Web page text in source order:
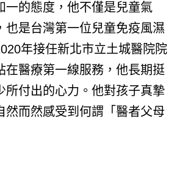
一的態度，他不僅是兒童氣
也是台灣第一位兒童免疫風濕
年接任新北市立土城醫院院
在醫療第一線服務，他長期挺
所付出的心力。他對孩子真摯
然而然感受到何謂「醫者父母